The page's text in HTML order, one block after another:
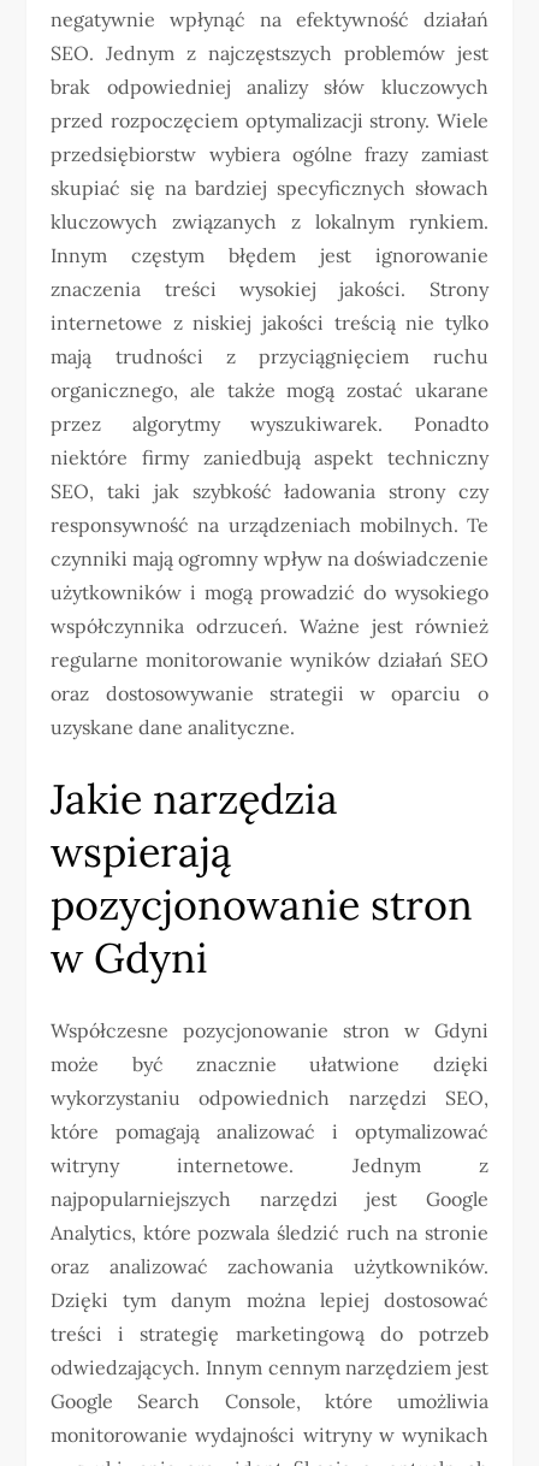
negatywnie wpłynąć na efektywność działań
SEO. Jednym z najczęstszych problemów jest
brak odpowiedniej analizy słów kluczowych
przed rozpoczęciem optymalizacji strony. Wiele
przedsiębiorstw wybiera ogólne frazy zamiast
skupiać się na bardziej specyficznych słowach
kluczowych związanych z lokalnym rynkiem.
Innym częstym błędem jest ignorowanie
znaczenia treści wysokiej jakości. Strony
internetowe z niskiej jakości treścią nie tylko
mają trudności z przyciągnięciem ruchu
organicznego, ale także mogą zostać ukarane
przez algorytmy wyszukiwarek. Ponadto
niektóre firmy zaniedbują aspekt techniczny
SEO, taki jak szybkość ładowania strony czy
responsywność na urządzeniach mobilnych. Te
czynniki mają ogromny wpływ na doświadczenie
użytkowników i mogą prowadzić do wysokiego
współczynnika odrzuceń. Ważne jest również
regularne monitorowanie wyników działań SEO
oraz dostosowywanie strategii w oparciu o
uzyskane dane analityczne.
Jakie narzędzia
wspierają
pozycjonowanie stron
w Gdyni
Współczesne pozycjonowanie stron w Gdyni
może być znacznie ułatwione dzięki
wykorzystaniu odpowiednich narzędzi SEO,
które pomagają analizować i optymalizować
witryny internetowe. Jednym z
najpopularniejszych narzędzi jest Google
Analytics, które pozwala śledzić ruch na stronie
oraz analizować zachowania użytkowników.
Dzięki tym danym można lepiej dostosować
treści i strategię marketingową do potrzeb
odwiedzających. Innym cennym narzędziem jest
Google Search Console, które umożliwia
monitorowanie wydajności witryny w wynikach